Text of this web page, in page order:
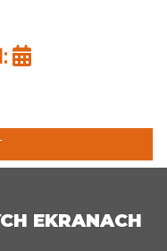
EKRANACH